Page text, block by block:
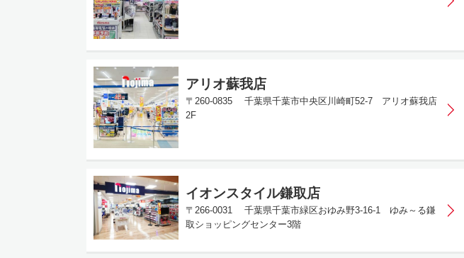
アリオ蘇我店
〒260-0835 千葉県千葉市中央区川崎町52-7 アリオ蘇我店
2F
イオンスタイル鎌取店
〒266-0031 千葉県千葉市緑区おゆみ野3-16-1 ゆみ～る鎌
取ショッピングセンター3階